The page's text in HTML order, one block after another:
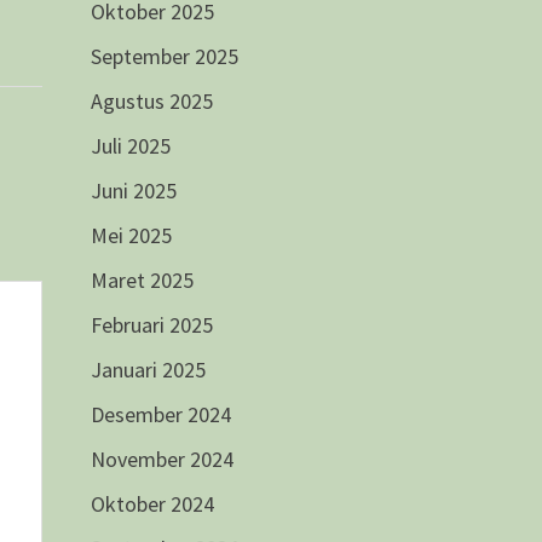
Oktober 2025
September 2025
Agustus 2025
Juli 2025
Juni 2025
Mei 2025
Maret 2025
Februari 2025
Januari 2025
Desember 2024
November 2024
Oktober 2024